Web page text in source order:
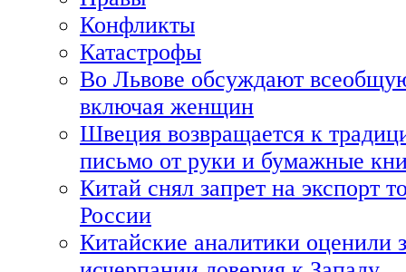
Конфликты
Катастрофы
Во Львове обсуждают
включая женщин
Швеция возвращается к
письмо от руки и бумажные
Китай снял запрет на экспорт
России
Китайские аналитики оценили